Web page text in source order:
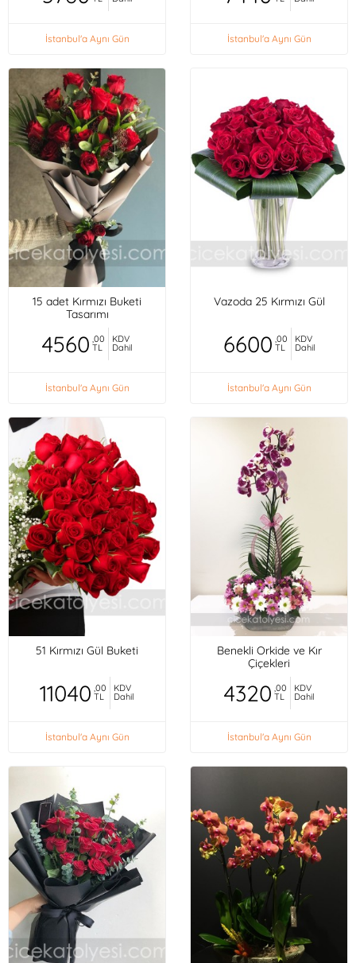
İstanbul'a Aynı Gün İstanbul'a Aynı Gün
15 adet Kırmızı Buketi
Tasarımı
4560 ,00
TL
KDV
Dahil
İstanbul'a Aynı Gün
Vazoda 25 Kırmızı Gül
6600 ,00
TL
KDV
Dahil
İstanbul'a Aynı Gün
51 Kırmızı Gül Buketi
11040 ,00
TL
KDV
Dahil
İstanbul'a Aynı Gün
Benekli Orkide ve Kır
Çiçekleri
4320 ,00
TL
KDV
Dahil
İstanbul'a Aynı Gün